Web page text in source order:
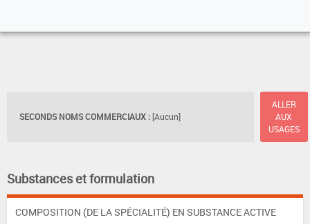
SECONDS NOMS COMMERCIAUX : [Aucun]
ALLER
AUX
USAGES
Substances et formulation
COMPOSITION (DE LA SPÉCIALITÉ) EN SUBSTANCE ACTIVE